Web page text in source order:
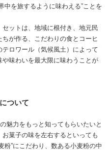
中を旅するように味わえる”ことを
ットは、地域に根付き、地元民
が作る、こだわりの食とコーヒ
ロワール（気候風土）によって
味わいを最大限に味わうことが
ついて
魅力をもっと知ってもらいたいと
菓子の味を左右するといっても
粉”にこだわり、数ある小麦粉の中